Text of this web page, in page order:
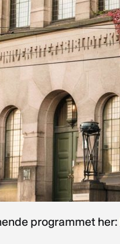
programmet her: